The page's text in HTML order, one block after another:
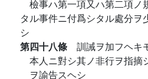
檢事ハ第一項又ハ第二項ノ
タル事件ニ付爲シタル處分ヲ
シ
第四十八條 訓誡ヲ加フヘキ
本人ニ對シ其ノ非行ヲ指摘
ヲ諭告スヘシ